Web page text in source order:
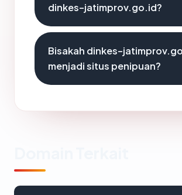
dinkes-jatimprov.go.id?
Bisakah dinkes-
menjadi situs penipuan?